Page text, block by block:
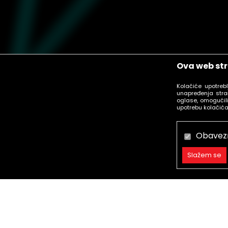
Ova web
Kolačiće
unapređenja
oglase,
upotrebu
Slažem se
Obavezni